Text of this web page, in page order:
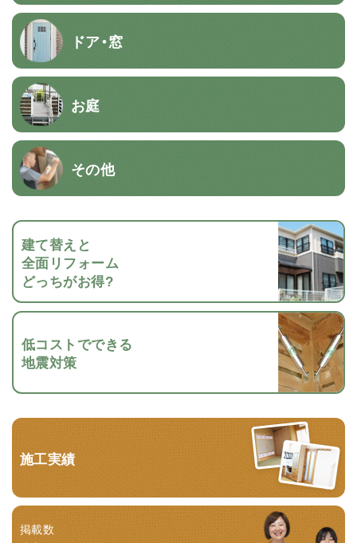
ドア・窓
お庭
その他
建て替えと
全面リフォーム
どっちがお得?
低コストでできる
地震対策
施工実績
掲載数